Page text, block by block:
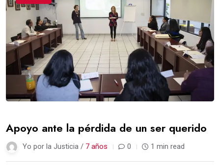
Apoyo ante la pérdida de un ser querido
Yo por la Justicia / 7 años 0 1 min read